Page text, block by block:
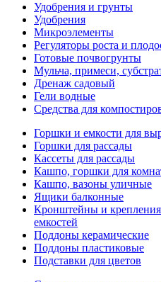
Удобрения и грунты
Удобрения
Микроэлементы
Регуляторы роста и
Готовые почвогрунты
Мульча, примеси,
Дренаж садовый
Гели водные
Средства для
Горшки и емкости для
Горшки для рассады
Кассеты для рассады
Кашпо, горшки для
Кашпо, вазоны уличные
Ящики балконные
Кронштейны и
емкостей
Поддоны керамические
Поддоны пластиковые
Подставки для цветов